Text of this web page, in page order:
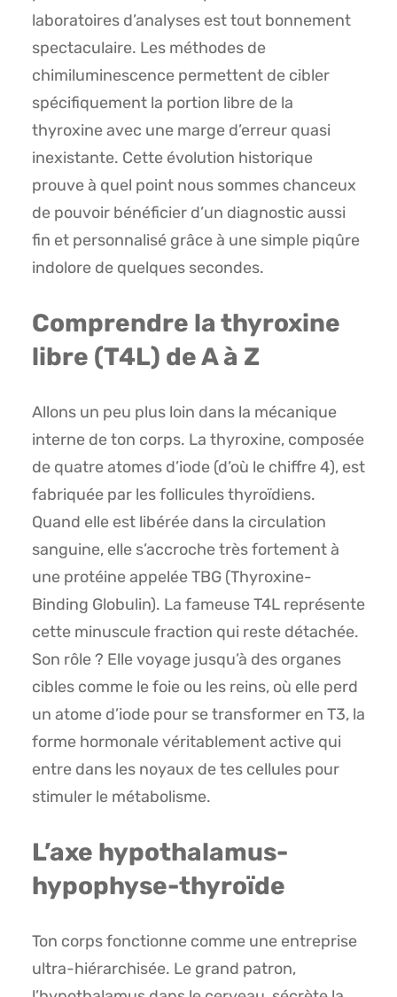
laboratoires d’analyses est tout bonnement
spectaculaire. Les méthodes de
chimiluminescence permettent de cibler
spécifiquement la portion libre de la
thyroxine avec une marge d’erreur quasi
inexistante. Cette évolution historique
prouve à quel point nous sommes chanceux
de pouvoir bénéficier d’un diagnostic aussi
fin et personnalisé grâce à une simple piqûre
indolore de quelques secondes.
Comprendre la thyroxine
libre (T4L) de A à Z
Allons un peu plus loin dans la mécanique
interne de ton corps. La thyroxine, composée
de quatre atomes d’iode (d’où le chiffre 4), est
fabriquée par les follicules thyroïdiens.
Quand elle est libérée dans la circulation
sanguine, elle s’accroche très fortement à
une protéine appelée TBG (Thyroxine-
Binding Globulin). La fameuse T4L représente
cette minuscule fraction qui reste détachée.
Son rôle ? Elle voyage jusqu’à des organes
cibles comme le foie ou les reins, où elle perd
un atome d’iode pour se transformer en T3, la
forme hormonale véritablement active qui
entre dans les noyaux de tes cellules pour
stimuler le métabolisme.
L’axe hypothalamus-
hypophyse-thyroïde
Ton corps fonctionne comme une entreprise
ultra-hiérarchisée. Le grand patron,